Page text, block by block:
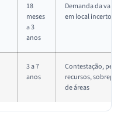
18
meses
a 3
anos
Demanda da vara,
em local incerto,
3 a 7
anos
Contestação,
recursos,
de áreas